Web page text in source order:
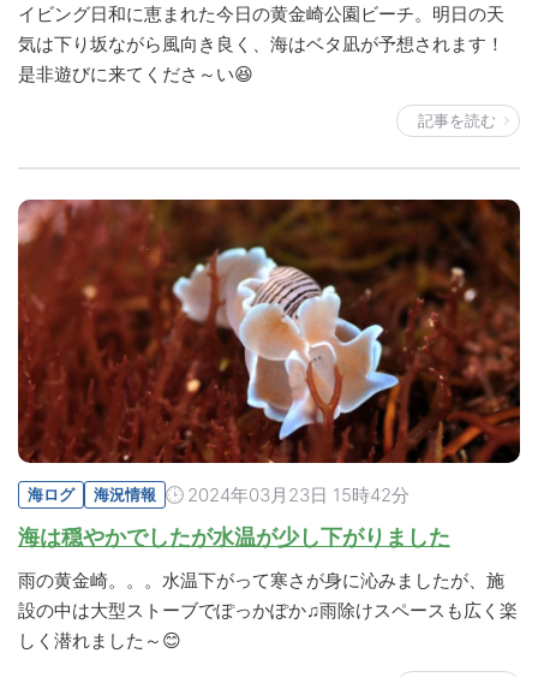
イビング日和に恵まれた今日の黄金崎公園ビーチ。明日の天
気は下り坂ながら風向き良く、海はベタ凪が予想されます！
是非遊びに来てくださ～い😆
記事を読む
海ログ 海況情報 2024年03月23日 15時42分
海は穏やかでしたが水温が少し下がりました
雨の黄金崎。。。水温下がって寒さが身に沁みましたが、施
設の中は大型ストーブでぽっかぽか♫雨除けスペースも広く楽
しく潜れました～😊